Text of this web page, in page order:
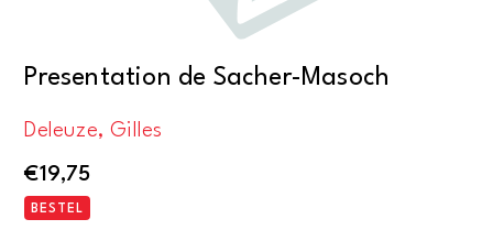
Presentation de Sacher-Masoch
Deleuze, Gilles
€19,75
BESTEL